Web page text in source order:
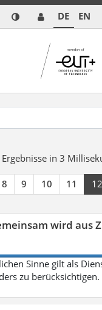
DE EN
in 3
8 9 10 11 12
wird aus
Sinne gilt als
zu berücksichtigen.